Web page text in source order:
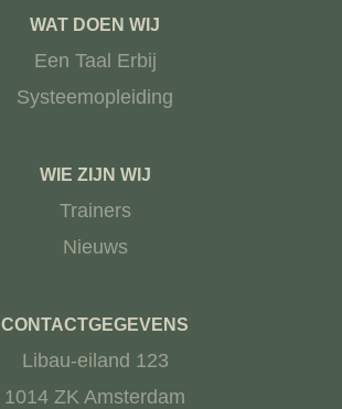
WAT DOEN WIJ
Een Taal Erbij
Systeemopleiding
WIE ZIJN WIJ
Trainers
Nieuws
CONTACTGEGEVENS
Libau-eiland 123
1014 ZK Amsterdam